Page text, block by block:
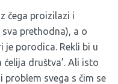
čega proizilazi i
prethodna), a o
je porodica. Rekli bi u
društva’. Ali isto
problem svega s čim se